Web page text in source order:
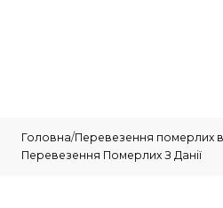
Головна/Перевезення померлих в
Перевезення Померлих З Данії